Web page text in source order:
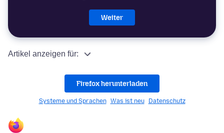
Weiter
Artikel anzeigen für:
Firefox herunterladen
Systeme und Sprachen Was ist neu Datenschutz